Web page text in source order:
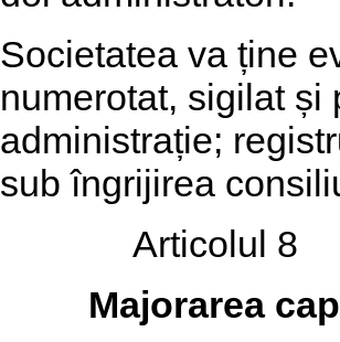
Societatea va ține
numerotat, sigilat
administrație;
sub îngrijirea
Articolul 8
Majorarea